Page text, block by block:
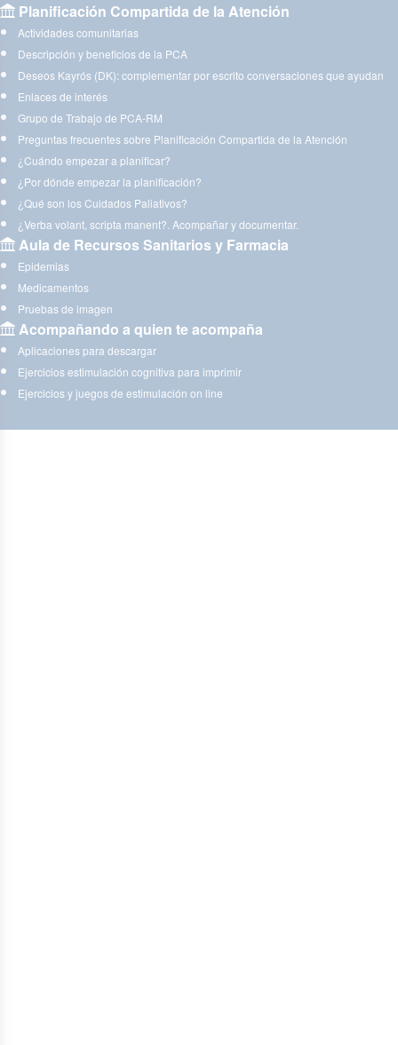
Planificación Compartida de la Atención
Actividades comunitarias
Descripción y beneficios de la PCA
Deseos Kayrós (DK): complementar por escrito conversaciones que ayudan
Enlaces de interés
Grupo de Trabajo de PCA-RM
Preguntas frecuentes sobre Planificación Compartida de la Atención
¿Cuándo empezar a planificar?
¿Por dónde empezar la planificación?
¿Qué son los Cuidados Paliativos?
¿Verba volant, scripta manent?. Acompañar y documentar.
Aula de Recursos Sanitarios y Farmacia
Epidemias
Medicamentos
Pruebas de imagen
Acompañando a quien te acompaña
Aplicaciones para descargar
Ejercicios estimulación cognitiva para imprimir
Ejercicios y juegos de estimulación on line